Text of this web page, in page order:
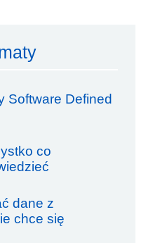
Software Defined
co
dane z
chce się